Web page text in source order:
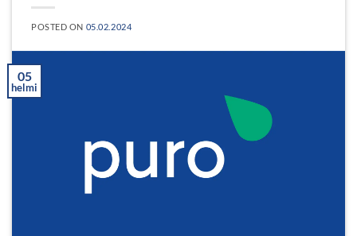
POSTED ON 05.02.2024
05
helmi